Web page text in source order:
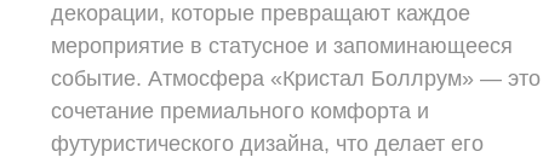
декорации, которые превращают каждое
мероприятие в статусное и запоминающееся
событие. Атмосфера «Кристал Боллрум» — это
сочетание премиального комфорта и
футуристического дизайна, что делает его